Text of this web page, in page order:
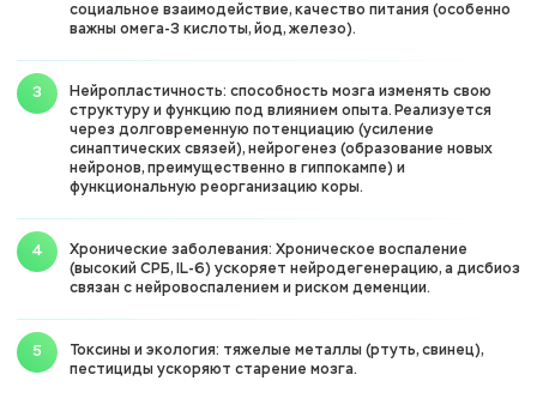
социальное взаимодействие, качество питания (особенно
важны омега-3 кислоты, йод, железо).
Нейропластичность: способность мозга изменять свою
структуру и функцию под влиянием опыта. Реализуется
через долговременную потенциацию (усиление
синаптических связей), нейрогенез (образование новых
нейронов, преимущественно в гиппокампе) и
функциональную реорганизацию коры.
Хронические заболевания: Хроническое воспаление
(высокий СРБ, IL-6) ускоряет нейродегенерацию, а дисбиоз
связан с нейровоспалением и риском деменции.
Токсины и экология: тяжелые металлы (ртуть, свинец),
пестициды ускоряют старение мозга.